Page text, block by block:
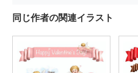
同じ作者の関連イラスト